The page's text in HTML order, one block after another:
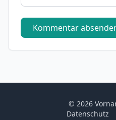
Kommentar
© 2026
Datenschutz